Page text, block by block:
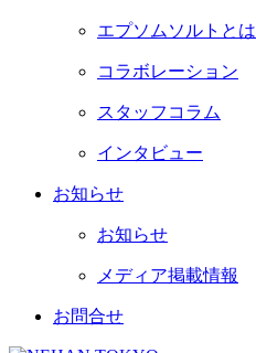
エプソムソルトとは
コラボレーション
スタッフコラム
インタビュー
お知らせ
お知らせ
メディア掲載情報
お問合せ